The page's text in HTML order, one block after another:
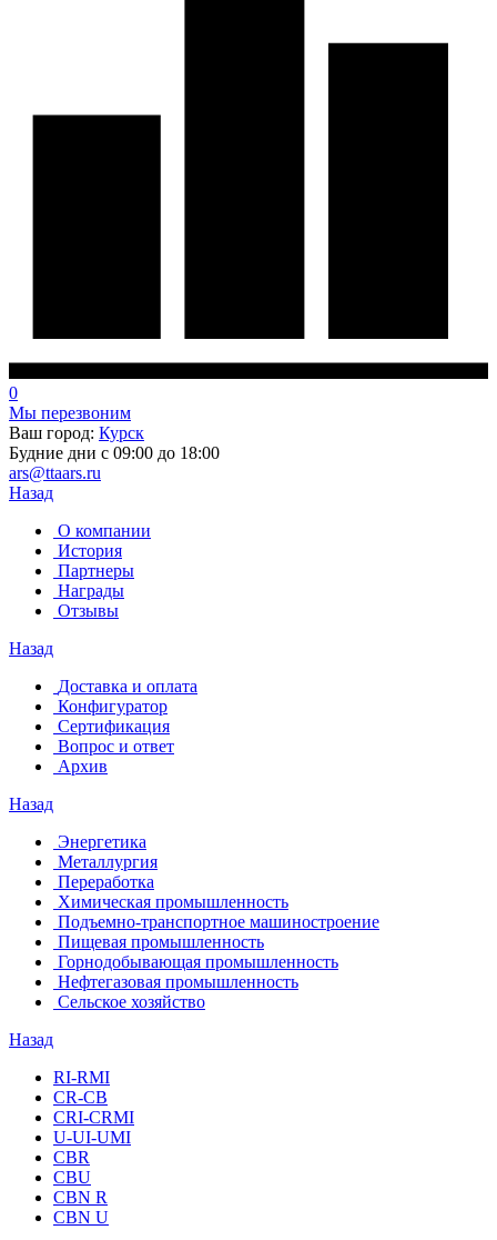
0
Мы перезвоним
Ваш город: Курск
Будние дни с 09:00 до 18:00
ars@ttaars.ru
Назад
О компании
История
Партнеры
Награды
Отзывы
Назад
Доставка и оплата
Конфигуратор
Сертификация
Вопрос и ответ
Архив
Назад
Энергетика
Металлургия
Переработка
Химическая промышленность
Подъемно-транспортное машиностроение
Пищевая промышленность
Горнодобывающая промышленность
Нефтегазовая промышленность
Сельское хозяйство
Назад
RI-RMI
CR-CB
СRI-СRMI
U-UI-UMI
CBR
CBU
CBN R
CBN U